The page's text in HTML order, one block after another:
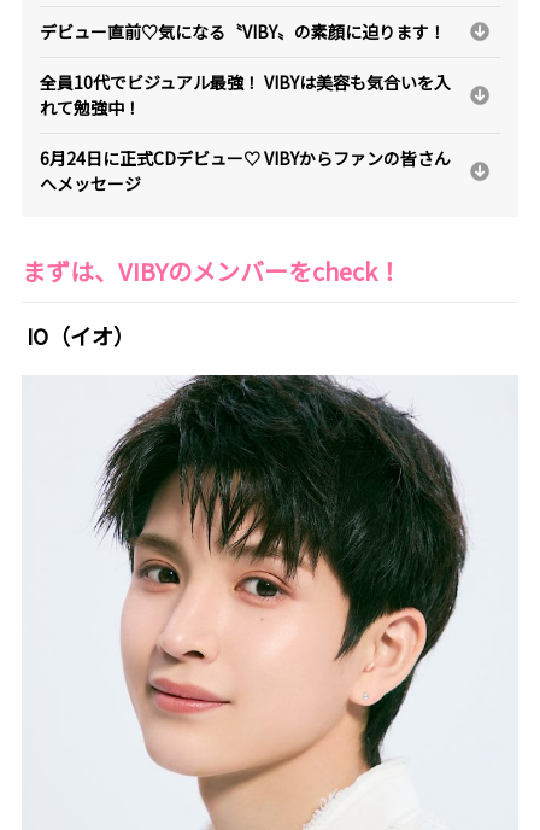
デビュー直前♡気になる〝VIBY〟の素顔に迫ります！
全員10代でビジュアル最強！ VIBYは美容も気合いを入
れて勉強中！
6月24日に正式CDデビュー♡ VIBYからファンの皆さん
へメッセージ
まずは、 VIBYのメンバーをcheck！
IO（イオ）